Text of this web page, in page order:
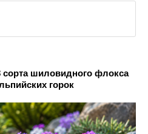
сорта шиловидного флокса
горок